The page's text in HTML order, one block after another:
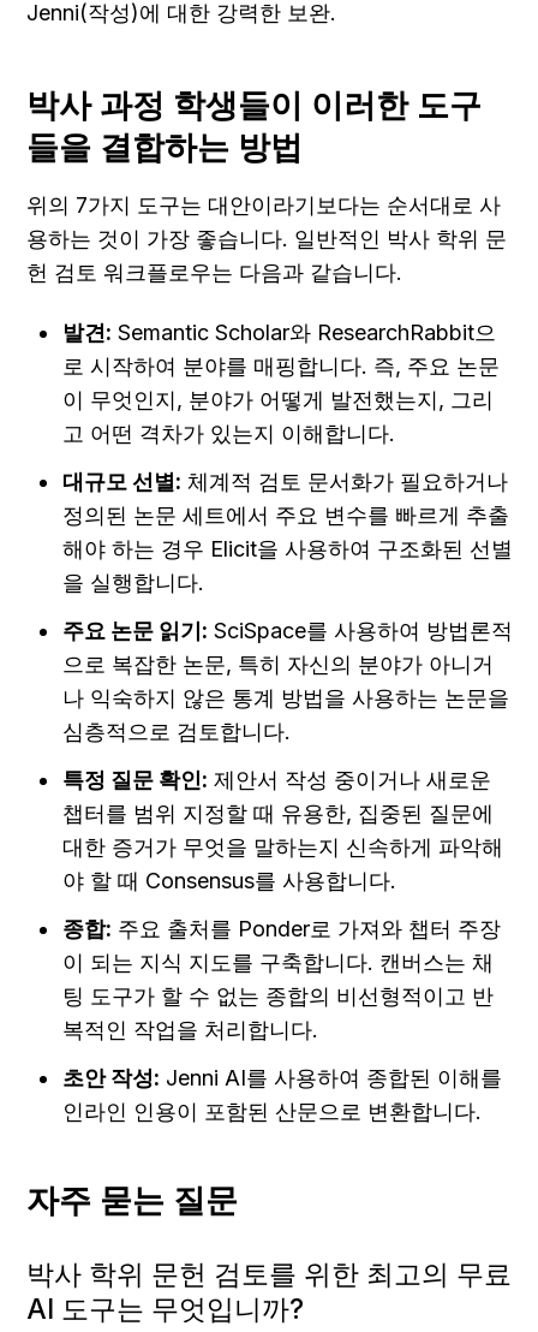
Jenni(작성)에 대한 강력한 보완.
박사 과정 학생들이 이러한 도구
들을 결합하는 방법
위의 7가지 도구는 대안이라기보다는 순서대로 사
용하는 것이 가장 좋습니다. 일반적인 박사 학위 문
헌 검토 워크플로우는 다음과 같습니다.
발견: Semantic Scholar와 ResearchRabbit으
로 시작하여 분야를 매핑합니다. 즉, 주요 논문
이 무엇인지, 분야가 어떻게 발전했는지, 그리
고 어떤 격차가 있는지 이해합니다.
대규모 선별: 체계적 검토 문서화가 필요하거나
정의된 논문 세트에서 주요 변수를 빠르게 추출
해야 하는 경우 Elicit을 사용하여 구조화된 선별
을 실행합니다.
주요 논문 읽기: SciSpace를 사용하여 방법론적
으로 복잡한 논문, 특히 자신의 분야가 아니거
나 익숙하지 않은 통계 방법을 사용하는 논문을
심층적으로 검토합니다.
특정 질문 확인: 제안서 작성 중이거나 새로운
챕터를 범위 지정할 때 유용한, 집중된 질문에
대한 증거가 무엇을 말하는지 신속하게 파악해
야 할 때 Consensus를 사용합니다.
종합: 주요 출처를 Ponder로 가져와 챕터 주장
이 되는 지식 지도를 구축합니다. 캔버스는 채
팅 도구가 할 수 없는 종합의 비선형적이고 반
복적인 작업을 처리합니다.
초안 작성: Jenni AI를 사용하여 종합된 이해를
인라인 인용이 포함된 산문으로 변환합니다.
자주 묻는 질문
박사 학위 문헌 검토를 위한 최고의 무료
AI 도구는 무엇입니까?